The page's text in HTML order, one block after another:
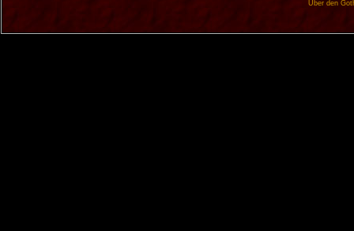
Über den